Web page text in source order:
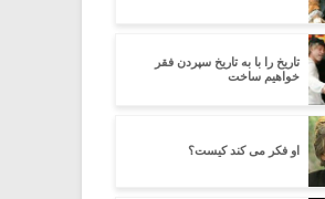
تاریخ را با به تاریخ سپردن فقر
خواهیم ساخت
او فکر می کند کیست؟